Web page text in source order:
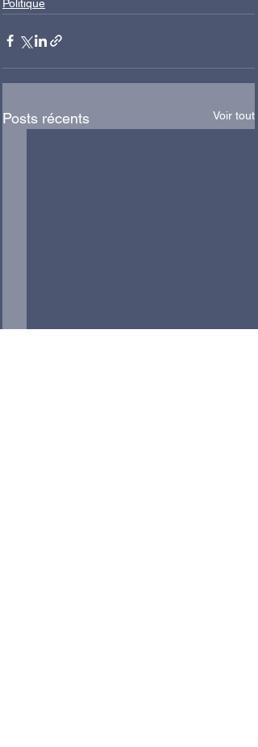
Politique
Posts récents Voir tout